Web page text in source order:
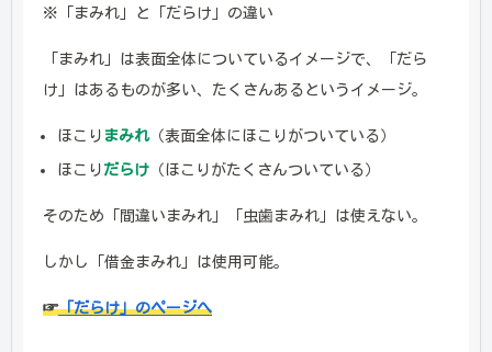
※「まみれ」と「だらけ」の違い
「まみれ」は表面全体についているイメージで、「だら
け」はあるものが多い、たくさんあるというイメージ。
ほこり まみれ（表面全体にほこりがついている）
ほこり だらけ（ほこりがたくさんついている）
そのため「間違いまみれ」「虫歯まみれ」は使えない。
しかし「借金まみれ」は使用可能。
☞「だらけ」のページへ